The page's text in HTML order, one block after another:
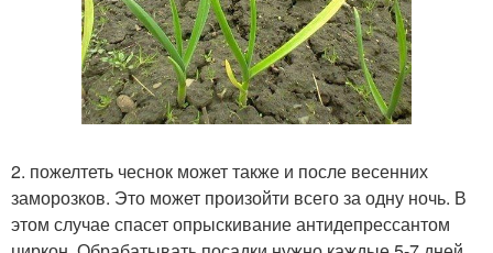
2. пожелтеть чеснок может также и после весенних
заморозков. Это может произойти всего за одну ночь. В
этом случае спасет опрыскивание антидепрессантом